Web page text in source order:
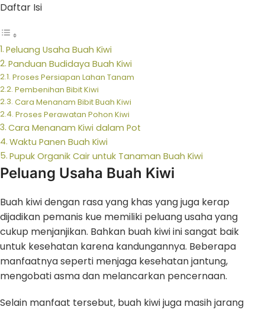
Daftar Isi
Peluang Usaha Buah Kiwi
Panduan Budidaya Buah Kiwi
Proses Persiapan Lahan Tanam
Pembenihan Bibit Kiwi
Cara Menanam Bibit Buah Kiwi
Proses Perawatan Pohon Kiwi
Cara Menanam Kiwi dalam Pot
Waktu Panen Buah Kiwi
Pupuk Organik Cair untuk Tanaman Buah Kiwi
Peluang Usaha Buah Kiwi
Buah kiwi dengan rasa yang khas yang juga kerap
dijadikan pemanis kue memiliki peluang usaha yang
cukup menjanjikan. Bahkan buah kiwi ini sangat baik
untuk kesehatan karena kandungannya. Beberapa
manfaatnya seperti menjaga kesehatan jantung,
mengobati asma dan melancarkan pencernaan.
Selain manfaat tersebut, buah kiwi juga masih jarang